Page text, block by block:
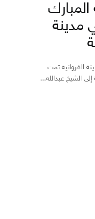
مدينة
الفروانية تمت
الشيخ عبدالله...